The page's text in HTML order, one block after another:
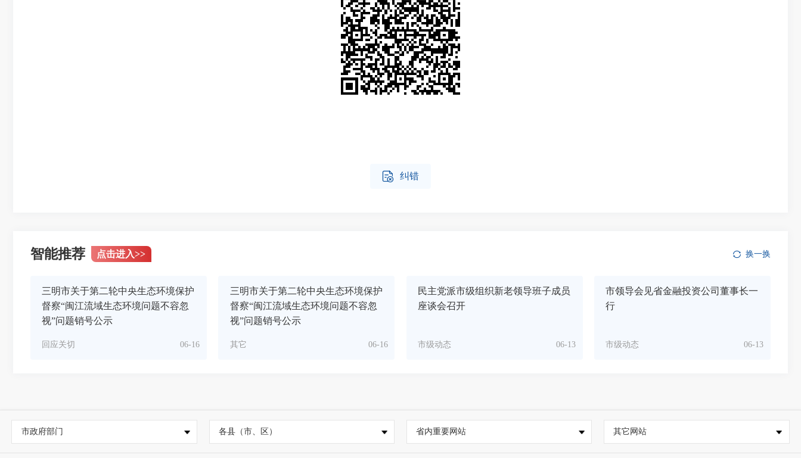
 纠错
智能推荐 点击进入>> 换一换
三明市关于第二轮中央生态环境保护
督察“闽江流域生态环境问题不容忽
视”问题销号公示
06-16
回应关切
三明市关于第二轮中央生态环境保护
督察“闽江流域生态环境问题不容忽
视”问题销号公示
06-16
其它
民主党派市级组织新老领导班子成员
座谈会召开
06-13
市级动态
市领导会见省金融投资公司董事长一
行
06-13
市级动态
市政府部门 各县（市、区） 省内重要网站 其它网站